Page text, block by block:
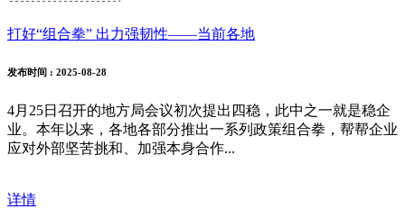
打好“组合拳” 出力强韧性——当前各地
发布时间 : 2025-08-28
4月25日召开的地方局会议初次提出四稳，此中之一就是稳企
业。本年以来，各地各部分推出一系列政策组合拳，帮帮企业
应对外部坚苦挑和、加强本身合作...
详情